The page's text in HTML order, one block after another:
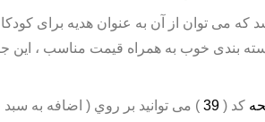
که می توان از آن به عنوان هدیه برای
بندی خوب به همراه قیمت مناسب ، این
کد (39 ) می توانيد بر روي ( اضافه به